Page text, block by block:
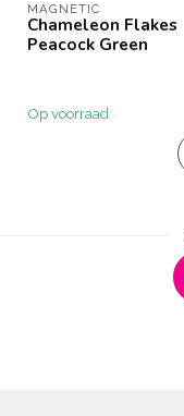
MAGNETIC
Chameleon Flakes
Peacock Green
Op voorraad